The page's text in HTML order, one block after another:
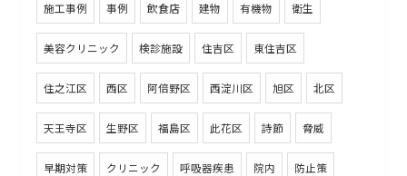
施工事例 事例 飲食店 建物 有機物 衛生
美容クリニック 検診施設 住吉区 東住吉区
住之江区 西区 阿倍野区 西淀川区 旭区 北区
天王寺区 生野区 福島区 此花区 詩節 脅威
早期対策 クリニック 呼吸器疾患 院内 防止策